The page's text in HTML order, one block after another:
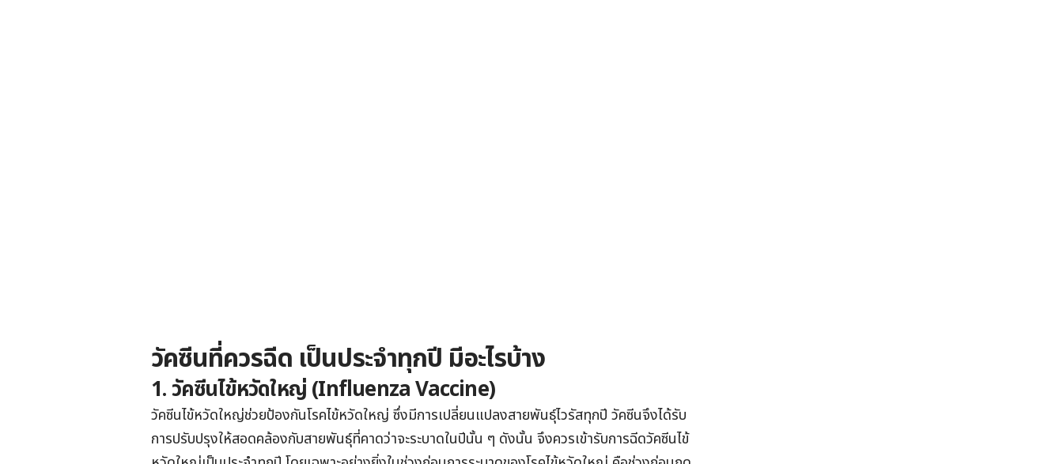
วัคซีนที่ควรฉีด เป็นประจำทุกปี มีอะไรบ้าง
1. วัคซีนไข้หวัดใหญ่ (Influenza Vaccine)
วัคซีนไข้หวัดใหญ่ช่วยป้องกันโรคไข้หวัดใหญ่ ซึ่งมีการเปลี่ยนแปลงสายพันธุ์ไวรัสทุกปี วัคซีนจึงได้รับ
การปรับปรุงให้สอดคล้องกับสายพันธุ์ที่คาดว่าจะระบาดในปีนั้น ๆ ดังนั้น จึงควรเข้ารับการฉีดวัคซีนไข้